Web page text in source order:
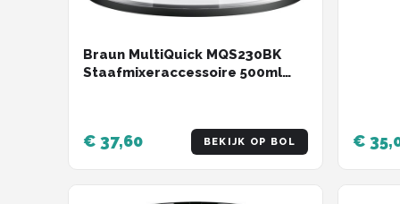
Braun MultiQuick MQS230BK
Staafmixeraccessoire 500ml
€ 37,60 BEKIJK OP BOL €